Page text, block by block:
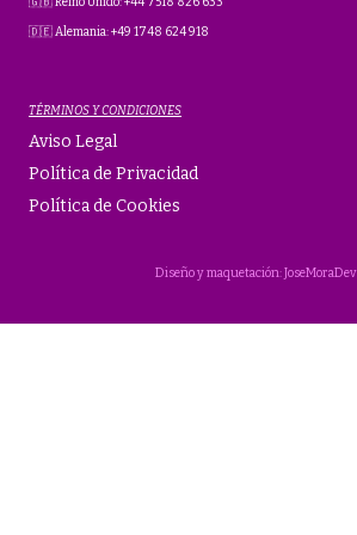
🇩🇪 Alemania: +49 1748 624 918
TÉRMINOS Y CONDICIONES
Aviso Legal
Política de Privacidad
Política de Cookies
Diseño y maquetación: JoseMoraDev